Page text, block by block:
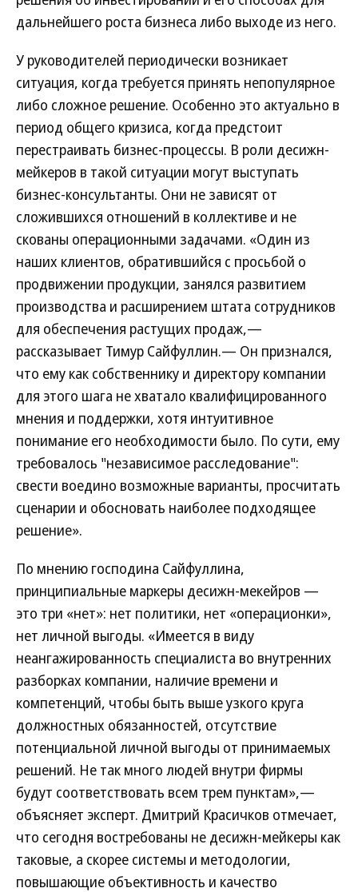
дальнейшего роста бизнеса либо выходе из него.
У руководителей периодически возникает
ситуация, когда требуется принять непопулярное
либо сложное решение. Особенно это актуально в
период общего кризиса, когда предстоит
перестраивать бизнес-процессы. В роли десижн-
мейкеров в такой ситуации могут выступать
бизнес-консультанты. Они не зависят от
сложившихся отношений в коллективе и не
скованы операционными задачами. «Один из
наших клиентов, обратившийся с просьбой о
продвижении продукции, занялся развитием
производства и расширением штата сотрудников
для обеспечения растущих продаж,—
рассказывает Тимур Сайфуллин.— Он признался,
что ему как собственнику и директору компании
для этого шага не хватало квалифицированного
мнения и поддержки, хотя интуитивное
понимание его необходимости было. По сути, ему
требовалось "независимое расследование":
свести воедино возможные варианты, просчитать
сценарии и обосновать наиболее подходящее
решение».
По мнению господина Сайфуллина,
принципиальные маркеры десижн-мекейров —
это три «нет»: нет политики, нет «операционки»,
нет личной выгоды. «Имеется в виду
неангажированность специалиста во внутренних
разборках компании, наличие времени и
компетенций, чтобы быть выше узкого круга
должностных обязанностей, отсутствие
потенциальной личной выгоды от принимаемых
решений. Не так много людей внутри фирмы
будут соответствовать всем трем пунктам»,—
объясняет эксперт. Дмитрий Красичков отмечает,
что сегодня востребованы не десижн-мейкеры как
таковые, а скорее системы и методологии,
повышающие объективность и качество